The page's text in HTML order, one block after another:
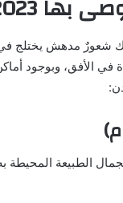
شعورٌ مدهش يختلج
في الأفق، وبوجود
الطبيعة المحيطة